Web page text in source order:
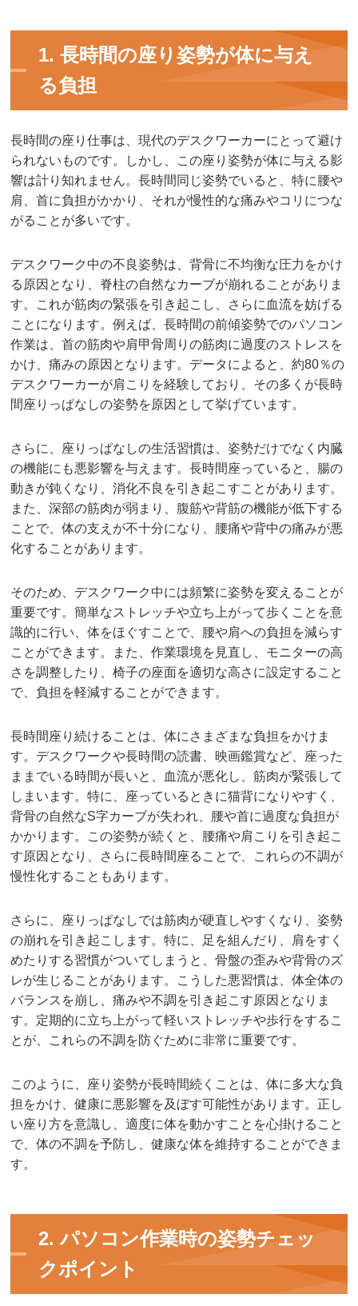
1. 長時間の座り姿勢が体に与え
る負担
長時間の座り仕事は、現代のデスクワーカーにとって避け
られないものです。しかし、この座り姿勢が体に与える影
響は計り知れません。長時間同じ姿勢でいると、特に腰や
肩、首に負担がかかり、それが慢性的な痛みやコリにつな
がることが多いです。
デスクワーク中の不良姿勢は、背骨に不均衡な圧力をかけ
る原因となり、脊柱の自然なカーブが崩れることがありま
す。これが筋肉の緊張を引き起こし、さらに血流を妨げる
ことになります。例えば、長時間の前傾姿勢でのパソコン
作業は、首の筋肉や肩甲骨周りの筋肉に過度のストレスを
かけ、痛みの原因となります。データによると、約80％の
デスクワーカーが肩こりを経験しており、その多くが長時
間座りっぱなしの姿勢を原因として挙げています。
さらに、座りっぱなしの生活習慣は、姿勢だけでなく内臓
の機能にも悪影響を与えます。長時間座っていると、腸の
動きが鈍くなり、消化不良を引き起こすことがあります。
また、深部の筋肉が弱まり、腹筋や背筋の機能が低下する
ことで、体の支えが不十分になり、腰痛や背中の痛みが悪
化することがあります。
そのため、デスクワーク中には頻繁に姿勢を変えることが
重要です。簡単なストレッチや立ち上がって歩くことを意
識的に行い、体をほぐすことで、腰や肩への負担を減らす
ことができます。また、作業環境を見直し、モニターの高
さを調整したり、椅子の座面を適切な高さに設定すること
で、負担を軽減することができます。
長時間座り続けることは、体にさまざまな負担をかけま
す。デスクワークや長時間の読書、映画鑑賞など、座った
ままでいる時間が長いと、血流が悪化し、筋肉が緊張して
しまいます。特に、座っているときに猫背になりやすく、
背骨の自然なS字カーブが失われ、腰や首に過度な負担が
かかります。この姿勢が続くと、腰痛や肩こりを引き起こ
す原因となり、さらに長時間座ることで、これらの不調が
慢性化することもあります。
さらに、座りっぱなしでは筋肉が硬直しやすくなり、姿勢
の崩れを引き起こします。特に、足を組んだり、肩をすく
めたりする習慣がついてしまうと、骨盤の歪みや背骨のズ
レが生じることがあります。こうした悪習慣は、体全体の
バランスを崩し、痛みや不調を引き起こす原因となりま
す。定期的に立ち上がって軽いストレッチや歩行をするこ
とが、これらの不調を防ぐために非常に重要です。
このように、座り姿勢が長時間続くことは、体に多大な負
担をかけ、健康に悪影響を及ぼす可能性があります。正し
い座り方を意識し、適度に体を動かすことを心掛けること
で、体の不調を予防し、健康な体を維持することができま
す。
2. パソコン作業時の姿勢チェッ
クポイント